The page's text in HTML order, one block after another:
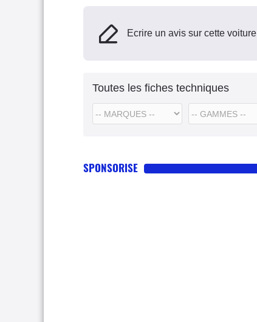
Ecrire un avis sur cette voiture
Toutes les fiches techniques
SPONSORISE